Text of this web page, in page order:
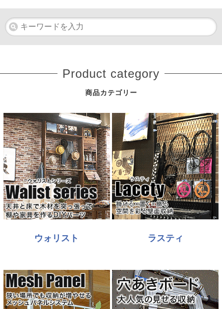
Product category
商品カテゴリー
ウォリスト ラスティ